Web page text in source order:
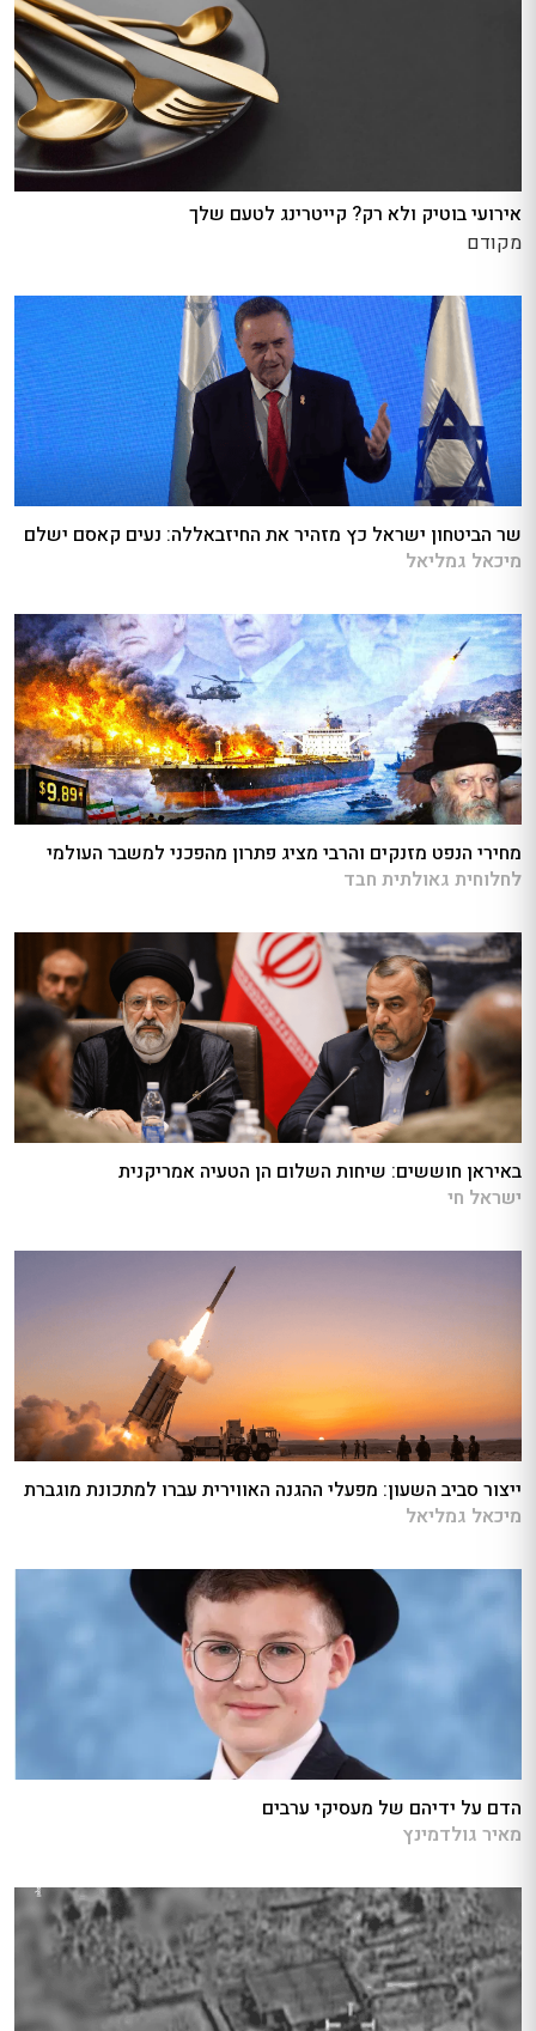
אירועי בוטיק ולא רק? קייטרינג לטעם שלך
מקודם
שר הביטחון ישראל כץ מזהיר את החיזבאללה: נעים קאסם ישלם
מיכאל גמליאל
מחירי הנפט מזנקים והרבי מציג פתרון מהפכני למשבר העולמי
לחלוחית גאולתית חבד
באיראן חוששים: שיחות השלום הן הטעיה אמריקנית
ישראל חי
ייצור סביב השעון: מפעלי ההגנה האווירית עברו למתכונת מוגברת
מיכאל גמליאל
הדם על ידיהם של מעסיקי ערבים
מאיר גולדמינץ